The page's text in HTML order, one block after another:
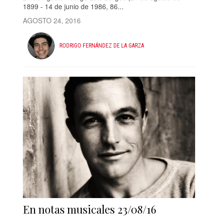
1899 - 14 de junio de 1986, 86...
AGOSTO 24, 2016
RODRIGO FERNÁNDEZ DE LA GARZA
En notas musicales 23/08/16